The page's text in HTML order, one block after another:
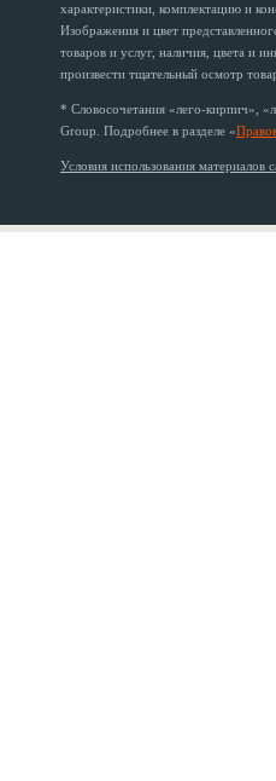
характеристики, комплектацию и
Изображения и цвет
товаров и услуг, наличия, цвета и
произвести тщательный осмотр
* Словосочетания «лего-кирпич»,
Group. Подробнее в разделе «
Условия использования материалов